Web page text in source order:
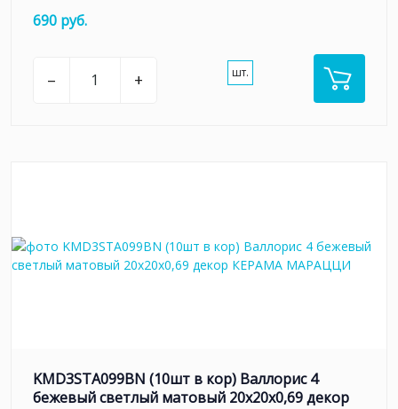
690 руб.
– + шт.
KMD3STA099BN (10шт в кор) Валлорис 4
бежевый светлый матовый 20x20x0,69 декор